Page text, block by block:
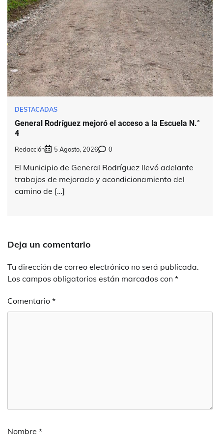
DESTACADAS
General Rodríguez mejoró el acceso a la Escuela N.°
4
Redacción 5 Agosto, 2026 0
El Municipio de General Rodríguez llevó adelante
trabajos de mejorado y acondicionamiento del
camino de […]
Deja un comentario
Tu dirección de correo electrónico no será publicada.
Los campos obligatorios están marcados con *
Comentario *
Nombre *